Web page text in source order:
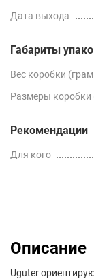
Дата выхода
Габариты
Вес коробки
Размеры
Рекомендации
Для кого
Описание
Uguter